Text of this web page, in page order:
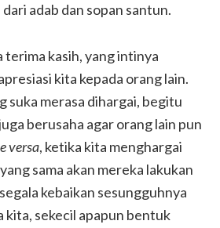
adab dan sopan santun.
terima kasih, yang intinya
kita kepada orang lain.
suka merasa dihargai, begitu
berusaha agar orang lain pun
versa, ketika kita menghargai
sama akan mereka lakukan
kebaikan sesungguhnya
kita, sekecil apapun bentuk